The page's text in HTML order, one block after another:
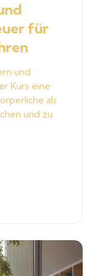
für
und
Kurs eine
als
und zu